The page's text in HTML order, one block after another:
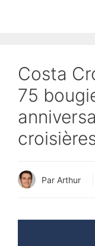
Costa
75
Par Arthur